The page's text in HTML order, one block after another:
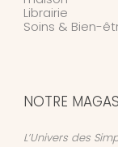
Librairie
Soins & Bien-
NOTRE
L’Univers des